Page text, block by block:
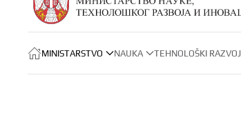
MINISTARSTVO NAUKA TEHNOLOŠKI RAZVOJ